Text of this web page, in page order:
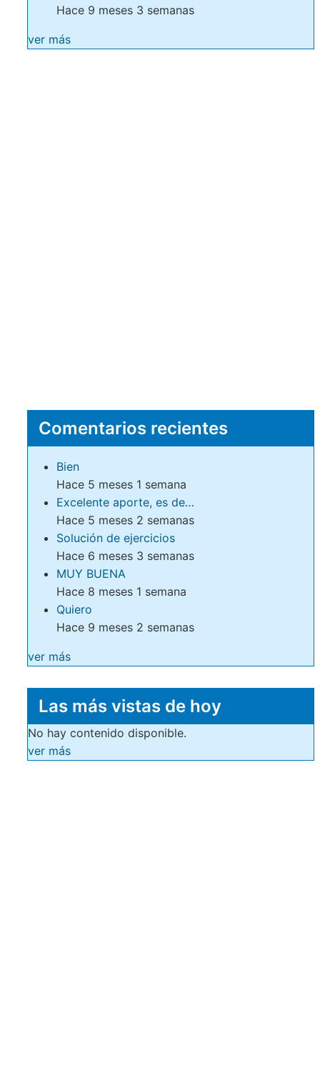
Hace 9 meses 3 semanas
ver más
Comentarios recientes
Bien
Hace 5 meses 1 semana
Excelente aporte, es de…
Hace 5 meses 2 semanas
Solución de ejercicios
Hace 6 meses 3 semanas
MUY BUENA
Hace 8 meses 1 semana
Quiero
Hace 9 meses 2 semanas
ver más
Las más vistas de hoy
No hay contenido disponible.
ver más